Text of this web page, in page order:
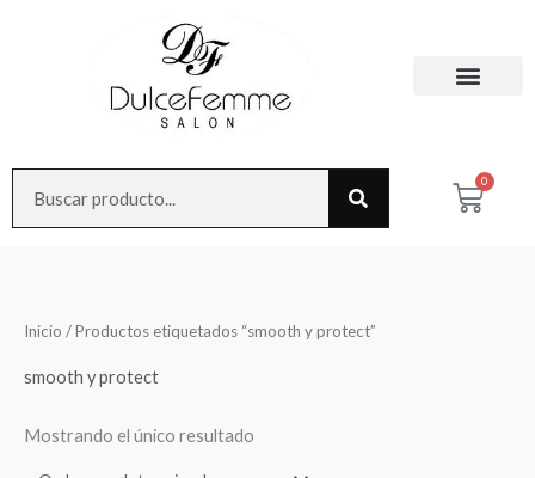
0
Cart
Inicio / Productos etiquetados “smooth y protect”
smooth y protect
Mostrando el único resultado